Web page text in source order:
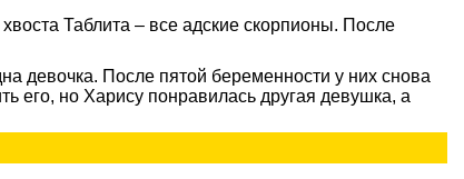
Таблита – все адские скорпионы. После
девочка. После пятой беременности у них снова
его, но Харису понравилась другая девушка, а